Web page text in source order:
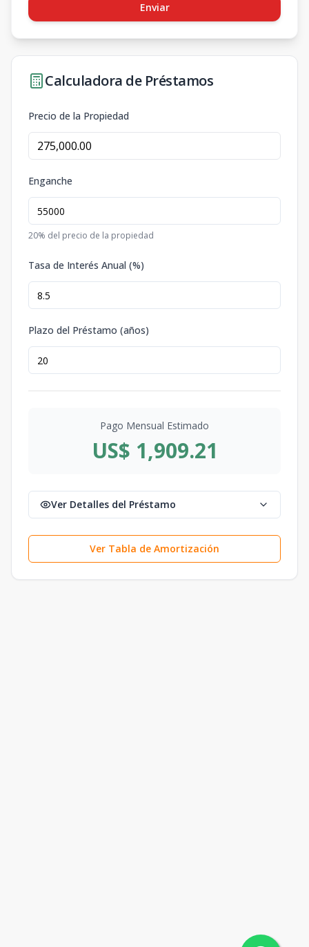
Enviar
Calculadora de Préstamos
Precio de la Propiedad
Enganche
20% del precio de la propiedad
Tasa de Interés Anual (%)
Plazo del Préstamo (años)
Pago Mensual Estimado
US$ 1,909.21
Ver Detalles del Préstamo
Ver Tabla de Amortización